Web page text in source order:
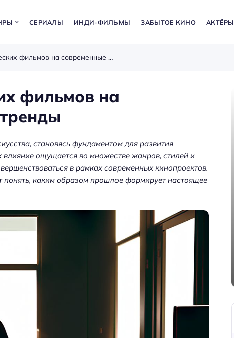
СЕРИАЛЫ ИНДИ-ФИЛЬМЫ ЗАБЫТОЕ КИНО АКТЁРЫ
Анализ влияния классических фильмов на современные режиссёрские тренды
фильмов на
становясь фундаментом для развития
ощущается во множестве жанров, стилей и
в рамках современных кинопроектов.
понять, каким образом прошлое формирует настоящее
мероприятий — звук, экраны,
тач-панели: как выбрать и не
ошибиться